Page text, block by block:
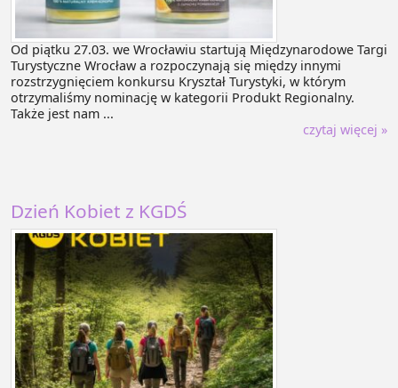
Od piątku 27.03. we Wrocławiu startują Międzynarodowe Targi
Turystyczne Wrocław a rozpoczynają się między innymi
rozstrzygnięciem konkursu Kryształ Turystyki, w którym
otrzymaliśmy nominację w kategorii Produkt Regionalny.
Także jest nam ...
czytaj więcej »
Dzień Kobiet z KGDŚ